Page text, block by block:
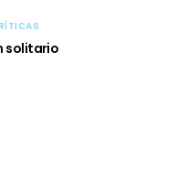
solitario